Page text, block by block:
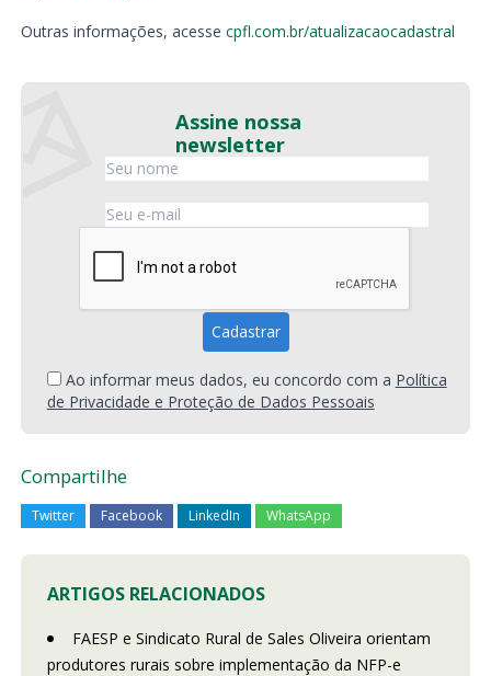
Outras informações, acesse cpfl.com.br/atualizacaocadastral
Assine nossa
newsletter
Ao informar meus dados, eu concordo com a Política
de Privacidade e Proteção de Dados Pessoais
Compartilhe
Twitter Facebook LinkedIn WhatsApp
ARTIGOS RELACIONADOS
FAESP e Sindicato Rural de Sales Oliveira orientam
produtores rurais sobre implementação da NFP-e